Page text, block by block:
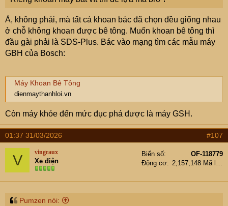
À, không phải, mà tất cả khoan bác đã chọn đều giống nhau
ở chỗ không khoan được bê tông. Muốn khoan bê tông thì
đầu gài phải là SDS-Plus. Bác vào mạng tìm các mẫu máy
GBH của Bosch:
Máy Khoan Bê Tông
dienmaythanhloi.vn
Còn máy khỏe đến mức đục phá được là máy GSH.
01:37 31/03/2026 #107
V vingraux
Xe điện
Biển số
OF-118779
Động cơ
2,157,148 Mã lực
Pumzen nói: